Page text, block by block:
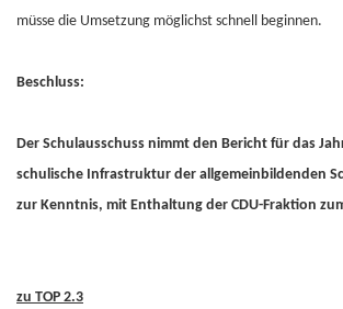
müsse die Umsetzung möglichst schnell beginnen.
Beschluss:
Der Schulausschuss nimmt den Bericht für das
schulische Infrastruktur der allgemeinbildenden
zur Kenntnis, mit Enthaltung der CDU-Fraktion
zu TOP 2.3